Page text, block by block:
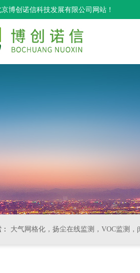
博创诺信科技发展有限公司网站！
大气网格化，扬尘在线监测，VOC监测